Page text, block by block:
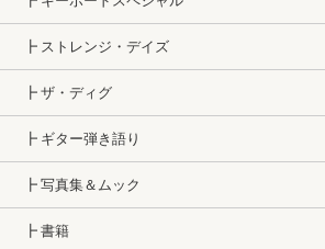
┣ ストレンジ・デイズ
┣ ザ・ディグ
┣ ギター弾き語り
┣ 写真集＆ムック
┣ 書籍